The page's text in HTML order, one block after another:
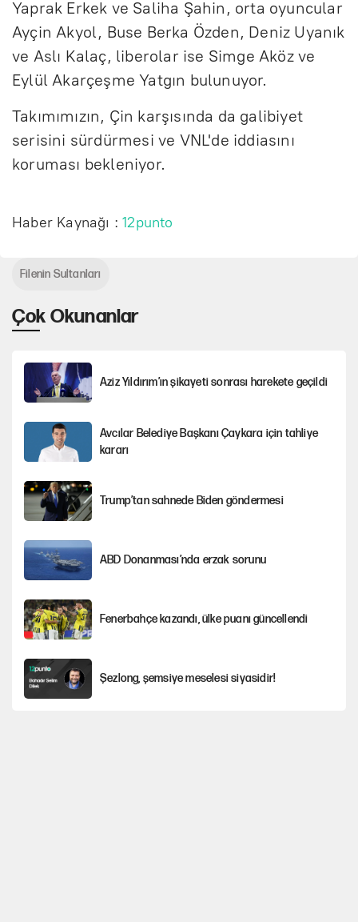
Yaprak Erkek ve Saliha Şahin, orta oyuncular
Ayçin Akyol, Buse Berka Özden, Deniz Uyanık
ve Aslı Kalaç, liberolar ise Simge Aköz ve
Eylül Akarçeşme Yatgın bulunuyor.
Takımımızın, Çin karşısında da galibiyet
serisini sürdürmesi ve VNL'de iddiasını
koruması bekleniyor.
Haber Kaynağı :12punto
Çok Okunanlar
Aziz Yıldırım’ın şikayeti sonrası harekete geçildi
Avcılar Belediye Başkanı Çaykara için tahliye
kararı
Trump’tan sahnede Biden göndermesi
ABD Donanması’nda erzak sorunu
Fenerbahçe kazandı, ülke puanı güncellendi
Şezlong, şemsiye meselesi siyasidir!
Filenin Sultanları